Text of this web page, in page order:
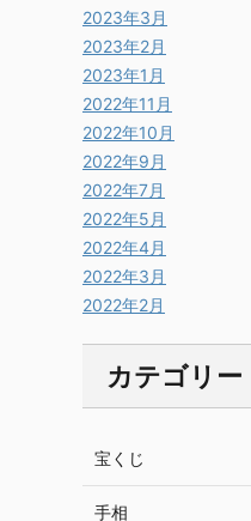
2023年3月
2023年2月
2023年1月
2022年11月
2022年10月
2022年9月
2022年7月
2022年5月
2022年4月
2022年3月
2022年2月
カテゴリー
宝くじ
手相